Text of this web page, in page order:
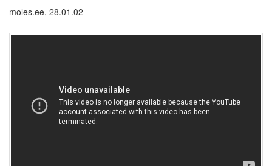
moles.ee, 28.01.02